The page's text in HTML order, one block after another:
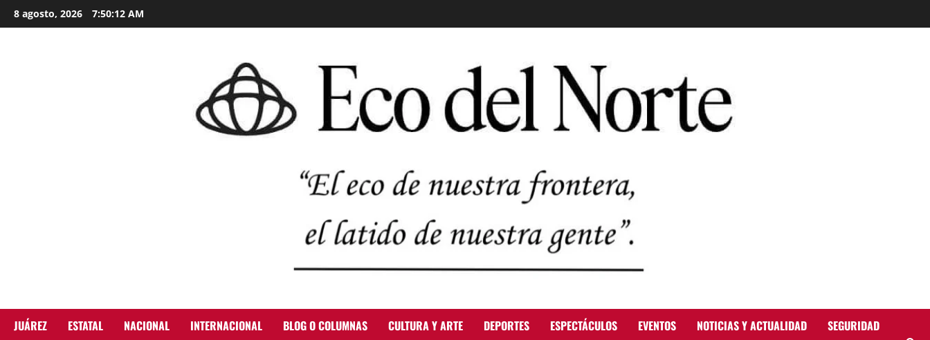
Skip
to
8 agosto, 2026 7:50:14 AM
JUÁREZ ESTATAL NACIONAL INTERNACIONAL BLOG O COLUMNAS CULTURA Y ARTE DEPORTES ESPECTÁCULOS EVENTOS NOTICIAS Y ACTUALIDAD SEGURIDAD